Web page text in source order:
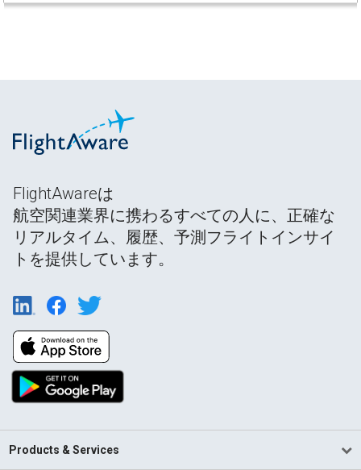
FlightAwareは
航空関連業界に携わるすべての人に、正確な
リアルタイム、履歴、予測フライトインサイ
トを提供しています。
Products & Services